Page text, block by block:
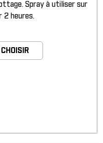
Spray à utiliser sur
2 heures.
CHOISIR